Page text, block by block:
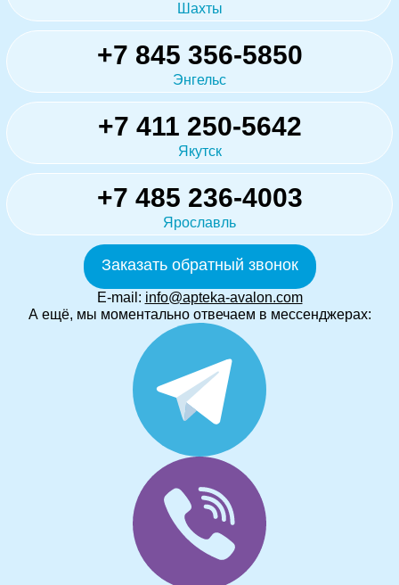
Шахты
+7 845 356-5850
Энгельс
+7 411 250-5642
Якутск
+7 485 236-4003
Ярославль
Заказать обратный звонок
E-mail: info@apteka-avalon.com
А ещё, мы моментально отвечаем в мессенджерах: